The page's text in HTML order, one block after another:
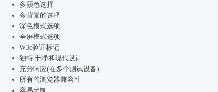
多颜色选择
多背景的选择
深色模式选项
全屏模式选项
W3c验证标记
独特|干净和现代设计
充分响应(在多个测试设备)
所有的浏览器兼容性
容易定制